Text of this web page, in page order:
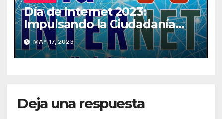
Día de Internet 2023:
Impulsando la Ciudadanía
Digital
MAY 17, 2023
Deja una respuesta